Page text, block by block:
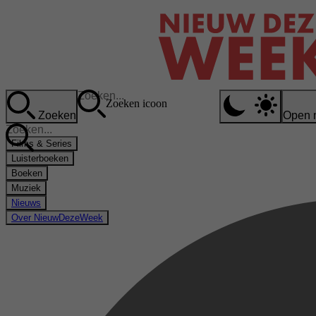
Zoeken
Zoeken icoon
Open
Films & Series
Luisterboeken
Boeken
Muziek
Nieuws
Over NieuwDezeWeek